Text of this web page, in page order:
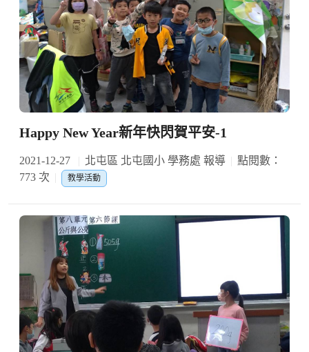
Happy New Year新年快閃賀平安-1
2021-12-27 北屯區 北屯國小 學務處 報導
點閱數：
773 次
教學活動